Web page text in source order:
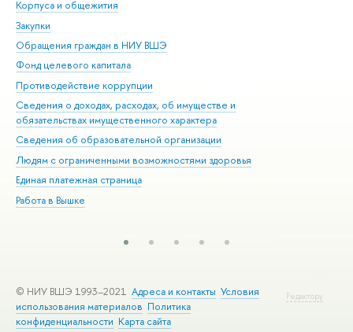
Корпуса и общежития
Закупки
Обращения граждан в НИУ ВШЭ
Фонд целевого капитала
Противодействие коррупции
Сведения о доходах, расходах, об имуществе и
обязательствах имущественного характера
Сведения об образовательной организации
Людям с ограниченными возможностями здоровья
Единая платежная страница
Работа в Вышке
Редактору
© НИУ ВШЭ 1993–2021 Адреса и контакты Условия
использования материалов Политика
конфиденциальности Карта сайта